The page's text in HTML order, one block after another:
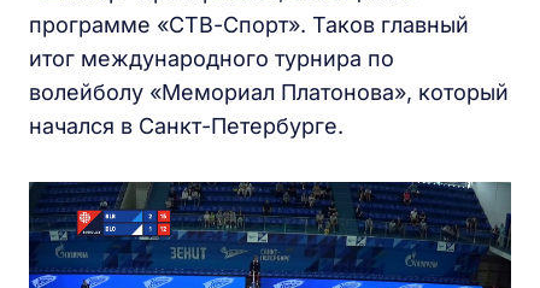
программе «СТВ-Спорт». Таков главный
итог международного турнира по
волейболу «Мемориал Платонова», который
начался в Санкт-Петербурге.